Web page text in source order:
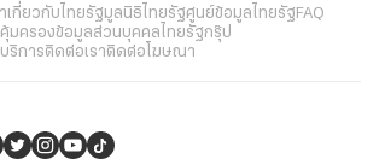
เกี่ยวกับไทยรัฐมูลนิธิไทยรัฐศูนย์ข้อมูลไทยรัฐFAQ
มครองข้อมูลส่วนบุคคลไทยรัฐกรุ๊ป
ริการติดต่อเราติดต่อโฆษณา